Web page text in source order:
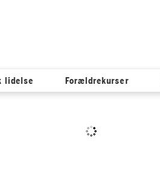
lidelse Forældrekurser